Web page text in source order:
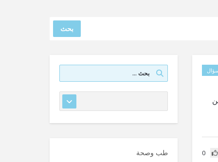
بحث
0 طب وصحة